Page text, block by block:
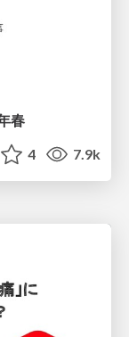
春
4 7.9k